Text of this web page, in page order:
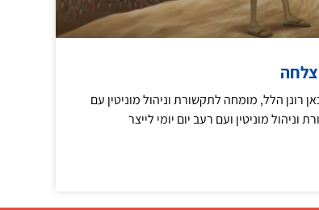
רונן הלל, מומחה לתקשורת וניהול מוניטין עם